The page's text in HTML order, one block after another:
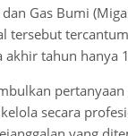
dan Gas Bumi
tersebut
akhir tahun hanya
pertanyaan
secara